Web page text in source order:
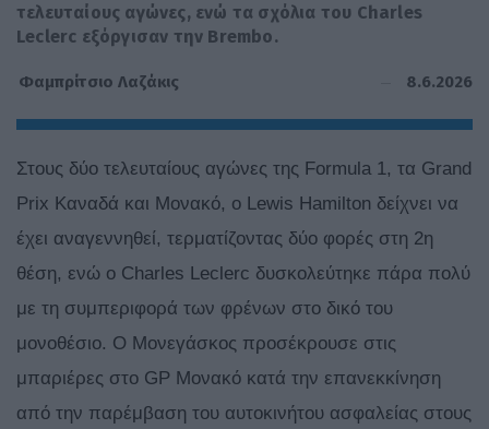
τελευταίους αγώνες, ενώ τα σχόλια του Charles
Leclerc εξόργισαν την Brembo.
Φαμπρίτσιο Λαζάκις 8.6.2026
Στους δύο τελευταίους αγώνες της Formula 1, τα Grand
Prix Καναδά και Μονακό, ο Lewis Hamilton δείχνει να
έχει αναγεννηθεί, τερματίζοντας δύο φορές στη 2η
θέση, ενώ o Charles Leclerc δυσκολεύτηκε πάρα πολύ
με τη συμπεριφορά των φρένων στο δικό του
μονοθέσιο. Ο Μονεγάσκος προσέκρουσε στις
μπαριέρες στο GP Μονακό κατά την επανεκκίνηση
από την παρέμβαση του αυτοκινήτου ασφαλείας στους